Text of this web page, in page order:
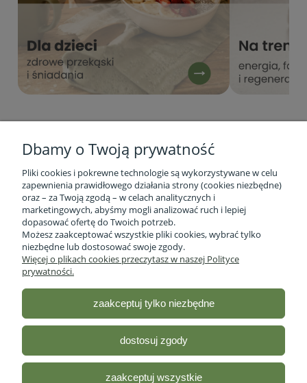
Informacje o firmie
Obsługa klienta
Moje konto
Sklep ze zdrową żywnością - Stacja Bio| ul. lubelska 46 2/12,
R35-959 Rzeszów, woj.podkarpackie |
Email:
Dbamy o Twoją prywatność
Pliki cookies i pokrewne technologie są wykorzystywane w celu
zapewnienia prawidłowego działania strony (cookies niezbędne)
oraz – za Twoją zgodą – w celach analitycznych i
marketingowych, abyśmy mogli analizować ruch i lepiej
dopasować ofertę do Twoich potrzeb.
Możesz zaakceptować wszystkie pliki cookies, wybrać tylko
niezbędne lub dostosować swoje zgody.
Więcej o plikach cookies przeczytasz w naszej Polityce
prywatności.
zaakceptuj tylko niezbędne
dostosuj zgody
zaakceptuj wszystkie